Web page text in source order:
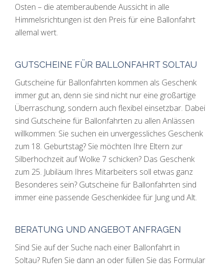
Osten – die atemberaubende Aussicht in alle
Himmelsrichtungen ist den Preis für eine Ballonfahrt
allemal wert.
GUTSCHEINE FÜR BALLONFAHRT SOLTAU
Gutscheine für Ballonfahrten kommen als Geschenk
immer gut an, denn sie sind nicht nur eine großartige
Überraschung, sondern auch flexibel einsetzbar. Dabei
sind Gutscheine für Ballonfahrten zu allen Anlässen
willkommen: Sie suchen ein unvergessliches Geschenk
zum 18. Geburtstag? Sie möchten Ihre Eltern zur
Silberhochzeit auf Wolke 7 schicken? Das Geschenk
zum 25. Jubiläum Ihres Mitarbeiters soll etwas ganz
Besonderes sein? Gutscheine für Ballonfahrten sind
immer eine passende Geschenkidee für Jung und Alt.
BERATUNG UND ANGEBOT ANFRAGEN
Sind Sie auf der Suche nach einer Ballonfahrt in
Soltau? Rufen Sie dann an oder füllen Sie das Formular